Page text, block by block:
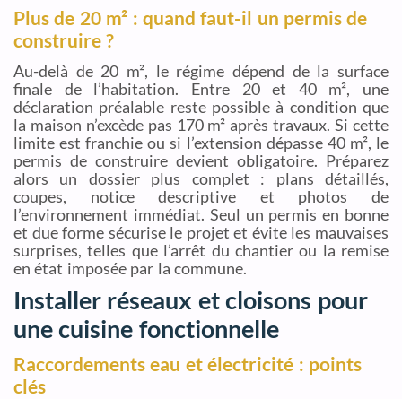
Plus de 20 m² : quand faut-il un permis de
construire ?
Au-delà de 20 m², le régime dépend de la surface
finale de l’habitation. Entre 20 et 40 m², une
déclaration préalable reste possible à condition que
la maison n’excède pas 170 m² après travaux. Si cette
limite est franchie ou si l’extension dépasse 40 m², le
permis de construire devient obligatoire. Préparez
alors un dossier plus complet : plans détaillés,
coupes, notice descriptive et photos de
l’environnement immédiat. Seul un permis en bonne
et due forme sécurise le projet et évite les mauvaises
surprises, telles que l’arrêt du chantier ou la remise
en état imposée par la commune.
Installer réseaux et cloisons pour
une cuisine fonctionnelle
Raccordements eau et électricité : points
clés